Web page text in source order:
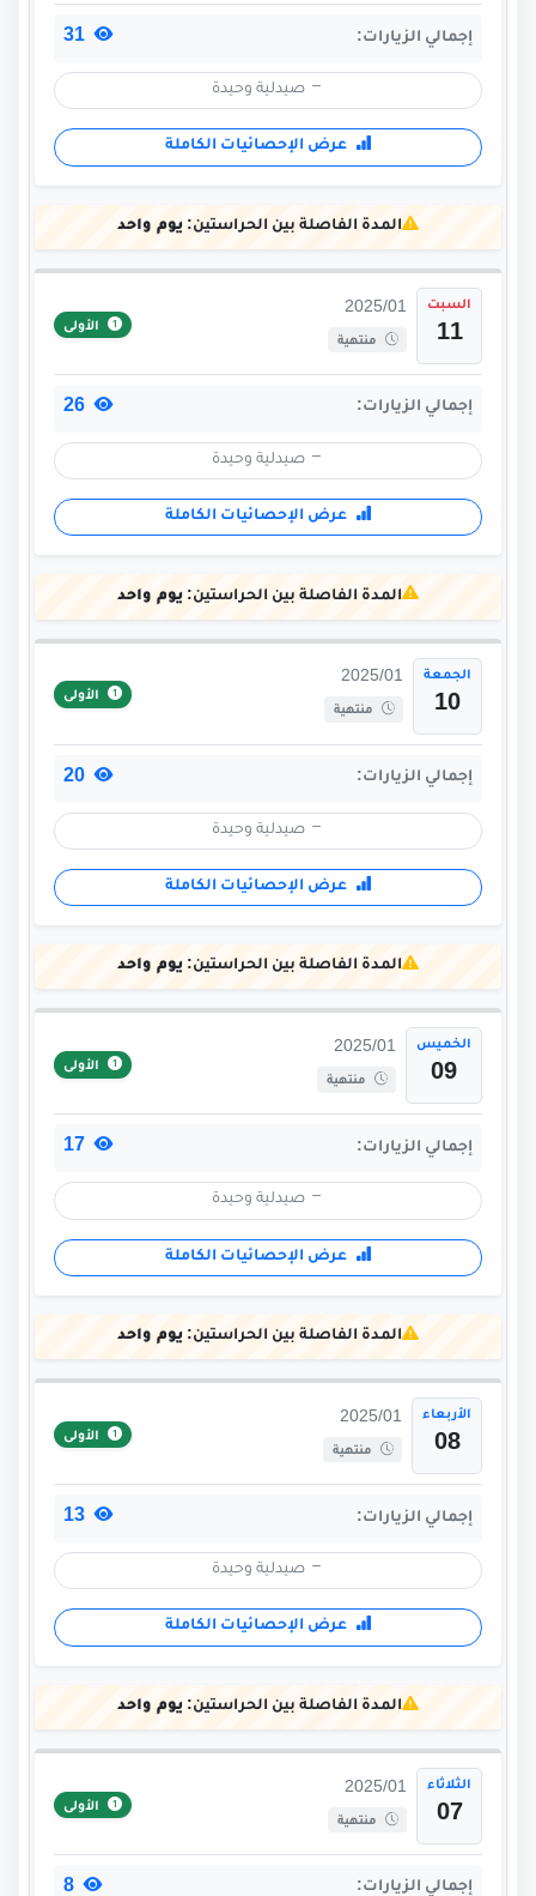
إجمالي الزيارات:
صيدلية وحيدة
عرض الإحصائيات الكاملة
المدة الفاصلة بين الحراستين: يوم واحد
السبت
11
2025/01
منتهية
الأولى
إجمالي الزيارات:
صيدلية وحيدة
عرض الإحصائيات الكاملة
المدة الفاصلة بين الحراستين: يوم واحد
الجمعة
10
2025/01
منتهية
الأولى
إجمالي الزيارات:
صيدلية وحيدة
عرض الإحصائيات الكاملة
المدة الفاصلة بين الحراستين: يوم واحد
الخميس
09
2025/01
منتهية
الأولى
إجمالي الزيارات:
صيدلية وحيدة
عرض الإحصائيات الكاملة
المدة الفاصلة بين الحراستين: يوم واحد
الأربعاء
08
2025/01
منتهية
الأولى
إجمالي الزيارات:
صيدلية وحيدة
عرض الإحصائيات الكاملة
المدة الفاصلة بين الحراستين: يوم واحد
الثلاثاء
07
2025/01
منتهية
الأولى
إجمالي الزيارات: